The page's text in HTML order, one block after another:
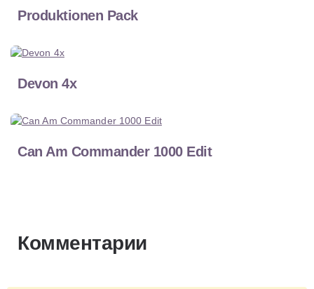
Produktionen Pack
Devon 4x
Can Am Commander 1000 Edit
Комментарии